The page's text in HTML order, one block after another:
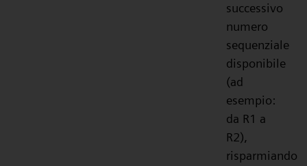
successivo
numero
sequenziale
disponibile
(ad
esempio:
da R1 a
R2),
risparmiando